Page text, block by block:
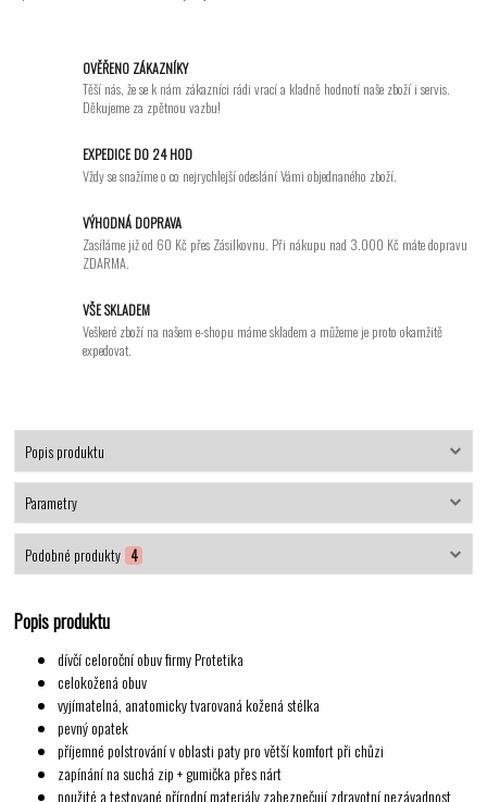
OVĚŘENO ZÁKAZNÍKY
Těší nás, že se k nám zákazníci rádi vrací a kladně hodnotí naše zboží i servis.
Děkujeme za zpětnou vazbu!
EXPEDICE DO 24 HOD
Vždy se snažíme o co nejrychlejší odeslání Vámi objednaného zboží.
VÝHODNÁ DOPRAVA
Zasíláme již od 60 Kč přes Zásilkovnu. Při nákupu nad 3.000 Kč máte dopravu
ZDARMA.
VŠE SKLADEM
Veškeré zboží na našem e-shopu máme skladem a můžeme je proto okamžitě
expedovat.
Popis produktu
Parametry
Podobné produkty 4
Popis produktu
dívčí celoroční obuv firmy Protetika
celokožená obuv
vyjímatelná, anatomicky tvarovaná kožená stélka
pevný opatek
příjemné polstrování v oblasti paty pro větší komfort při chůzi
zapínání na suchá zip + gumička přes nárt
použité a testované přírodní materiály zabezpečují zdravotní nezávadnost